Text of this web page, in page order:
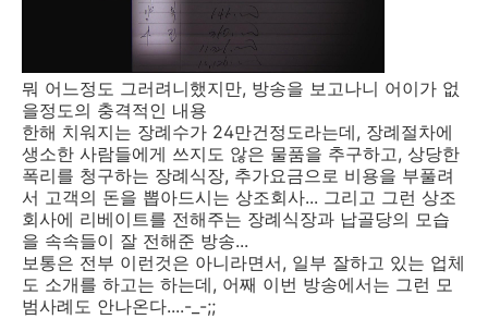
뭐 어느정도 그러려니했지만, 방송을 보고나니 어이가 없
을정도의 충격적인 내용
한해 치워지는 장례수가 24만건정도라는데, 장례절차에
생소한 사람들에게 쓰지도 않은 물품을 추구하고, 상당한
폭리를 청구하는 장례식장, 추가요금으로 비용을 부풀려
서 고객의 돈을 뽑아드시는 상조회사... 그리고 그런 상조
회사에 리베이트를 전해주는 장례식장과 납골당의 모습
을 속속들이 잘 전해준 방송...
보통은 전부 이런것은 아니라면서, 일부 잘하고 있는 업체
도 소개를 하고는 하는데, 어째 이번 방송에서는 그런 모
범사례도 안나온다....-_-;;